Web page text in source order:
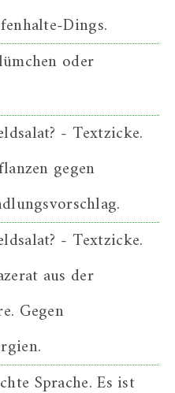
Dings.
oder
- Textzicke.
gegen
- Textzicke.
aus der
Gegen
Sprache. Es ist